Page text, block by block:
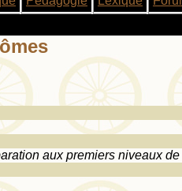
aux premiers niveaux